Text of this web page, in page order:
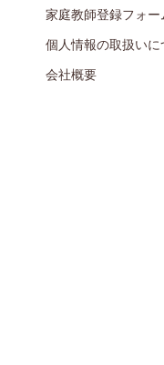
家庭教師登録フォー
個人情報の取扱いに
会社概要